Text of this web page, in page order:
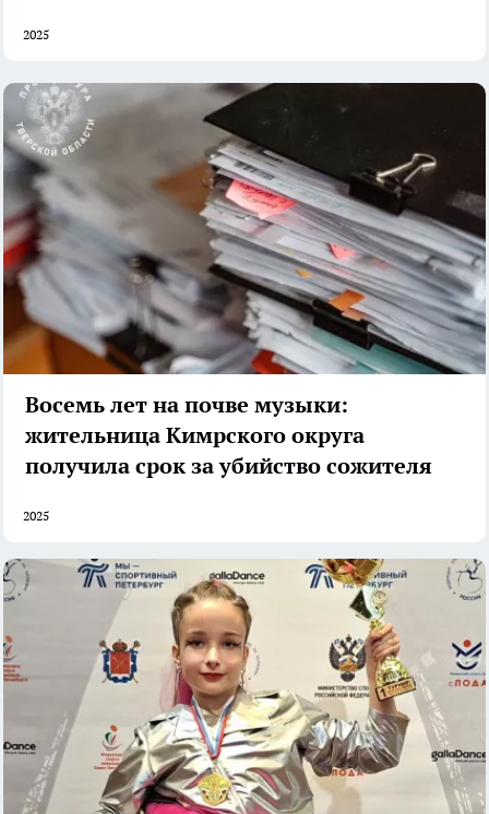
2025
Восемь лет на почве музыки:
жительница Кимрского округа
получила срок за убийство сожителя
2025